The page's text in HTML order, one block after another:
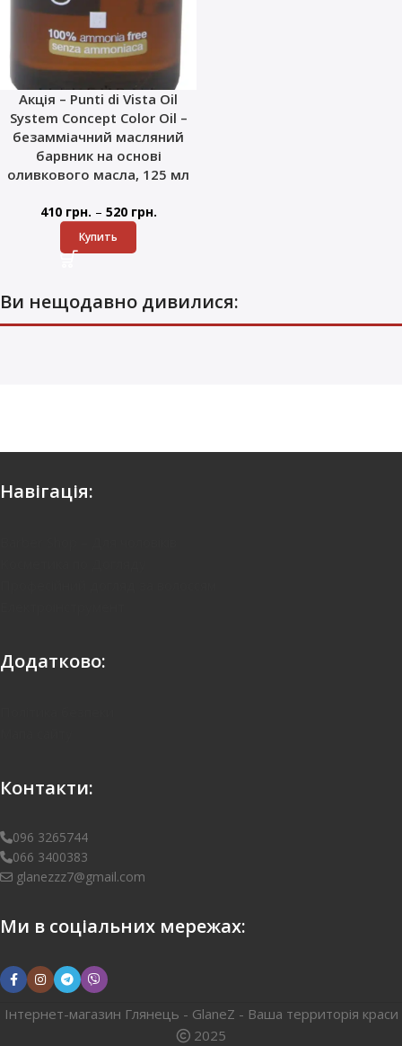
Акція – Punti di Vista Oil
System Concept Color Oil –
безамміачний масляний
барвник на основі
оливкового масла, 125 мл
410 грн. – 520 грн.
Купить
Ви нещодавно дивилися:
Навігація:
Додатково:
Контакти:
096 3265744
066 3400383
glanezzz7@gmail.com
Ми в соціальних мережах:
Інтернет-магазин Глянець - GlaneZ - Ваша территорія краси
2025